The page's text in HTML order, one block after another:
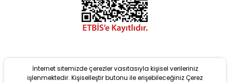
İnternet sitemizde çerezler vasıtasıyla kişisel verileriniz
işlenmektedir. Kişiselleştir butonu ile erişebileceğiniz Çerez